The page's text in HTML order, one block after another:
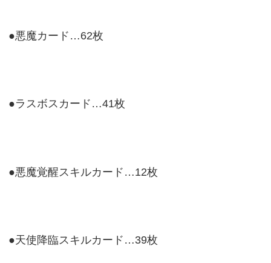
●悪魔カード…62枚
●ラスボスカード…41枚
●悪魔覚醒スキルカード…12枚
●天使降臨スキルカード…39枚